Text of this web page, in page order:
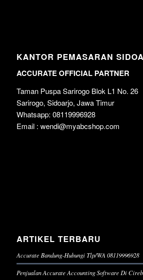
KANTOR PEMASARAN
ACCURATE OFFICIAL PARTNER
Taman Puspa Sarirogo Blok L1 No. 26
Sarirogo, Sidoarjo, Jawa Timur
Whatsapp: 08119996928
Email : wendi@myabcshop.com
ARTIKEL TERBARU
Accurate Bandung-Hubungi Tlp/WA 08119996928
Penjualan Accurate Accounting Software Di